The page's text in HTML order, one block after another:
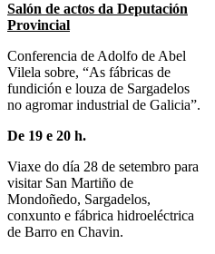
Salón de actos da Deputación
Provincial
Conferencia de Adolfo de Abel
Vilela sobre, “As fábricas de
fundición e louza de Sargadelos
no agromar industrial de Galicia”.
De 19 e 20 h.
Viaxe do día 28 de setembro para
visitar San Martiño de
Mondoñedo, Sargadelos,
conxunto e fábrica hidroeléctrica
de Barro en Chavin.